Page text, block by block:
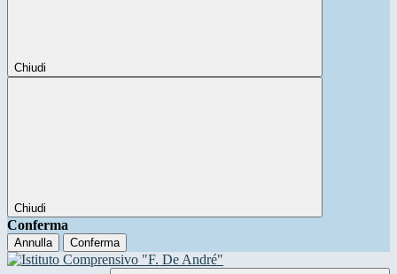
Chiudi
Chiudi
Conferma
Annulla Conferma